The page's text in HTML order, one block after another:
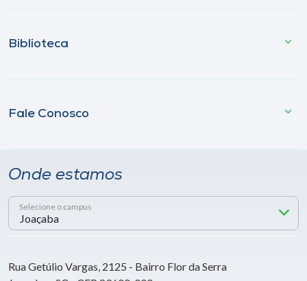
Biblioteca
Fale Conosco
Onde estamos
Selecione o campus
Rua Getúlio Vargas, 2125 - Bairro Flor da Serra